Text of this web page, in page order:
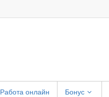
Работа онлайн Бонус